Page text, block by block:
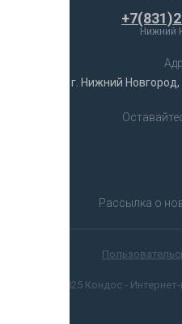
Нижний
г. Нижний Новгород,
Рассылка о
© 2012-2025 Кондос -